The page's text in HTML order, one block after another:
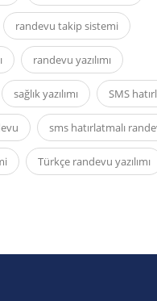
randevu takip sistemi
randevu yazılımı
sağlık yazılımı SMS
sms hatırlatmalı
Türkçe randevu yazılımı